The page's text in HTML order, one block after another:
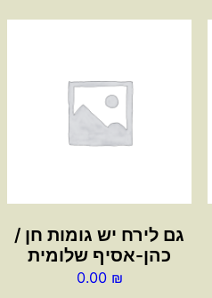
גם לירח יש גומות חן /
כהן-אסיף שלומית
0.00 ₪